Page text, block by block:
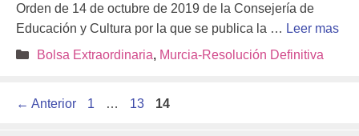
Orden de 14 de octubre de 2019 de la Consejería de
Educación y Cultura por la que se publica la … Leer mas
Categorías
Bolsa Extraordinaria, Murcia-Resolución Definitiva
← Anterior Página
1 … Página
13 Página
14